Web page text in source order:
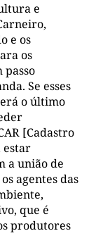
e
e os
os
passo
Se esses
o último
[Cadastro
estar
a união de
agentes das
que é
produtores